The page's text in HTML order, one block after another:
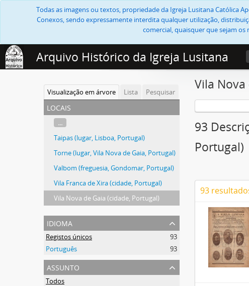
Todas as imagens ou textos, propriedade da Igreja Lusitana Católica
Conexos, sendo expressamente interdita qualquer utilização,
comercial, quaisquer que sejam
Arquivo Histórico da Igreja Lusitana
Visualização em árvore Lista Pesquisar
locais
...
Taipas (lugar, Lisboa, Portugal)
Torne (lugar, Vila Nova de Gaia, Portugal)
Valbom (freguesia, Gondomar, Portugal)
Vila Franca de Xira (cidade, Portugal)
Vila Nova de Gaia (cidade, Portugal)
idioma
Registos únicos
93
Português
93
assunto
Todos
Vila
93
Portugal)
93